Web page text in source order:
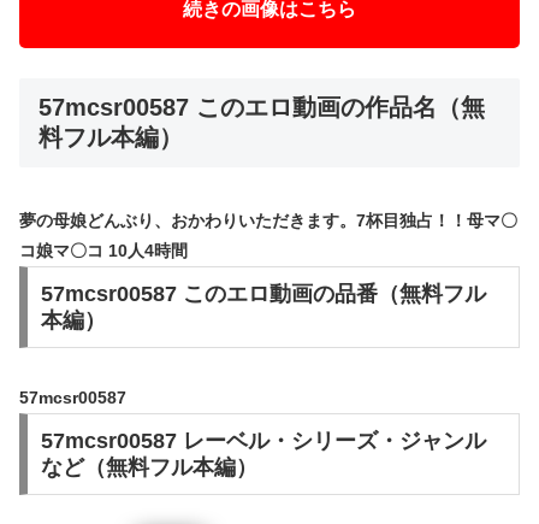
続きの画像はこちら
57mcsr00587 このエロ動画の作品名（無
料フル本編）
夢の母娘どんぶり、おかわりいただきます。7杯目独占！！母マ〇
コ娘マ〇コ 10人4時間
57mcsr00587 このエロ動画の品番（無料フル
本編）
57mcsr00587
57mcsr00587 レーベル・シリーズ・ジャンル
など（無料フル本編）